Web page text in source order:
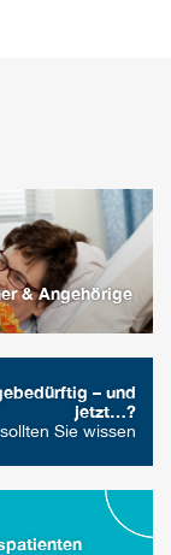
& Angehörige
– und
jetzt…?
Sie wissen